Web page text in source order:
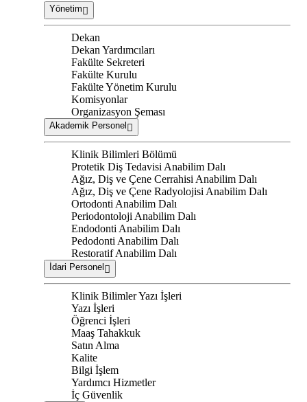
Yönetim
Dekan
Dekan Yardımcıları
Fakülte Sekreteri
Fakülte Kurulu
Fakülte Yönetim Kurulu
Komisyonlar
Organizasyon Şeması
Akademik Personel
Klinik Bilimleri Bölümü
Protetik Diş Tedavisi Anabilim Dalı
Ağız, Diş ve Çene Cerrahisi Anabilim Dalı
Ağız, Diş ve Çene Radyolojisi Anabilim Dalı
Ortodonti Anabilim Dalı
Periodontoloji Anabilim Dalı
Endodonti Anabilim Dalı
Pedodonti Anabilim Dalı
Restoratif Anabilim Dalı
İdari Personel
Klinik Bilimler Yazı İşleri
Yazı İşleri
Öğrenci İşleri
Maaş Tahakkuk
Satın Alma
Kalite
Bilgi İşlem
Yardımcı Hizmetler
İç Güvenlik